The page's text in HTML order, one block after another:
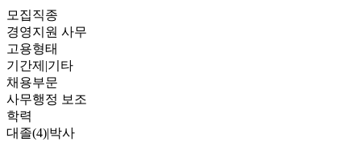
모집직종
경영지원 사무
고용형태
기간제|기타
채용부문
사무행정 보조
학력
대졸(4)|박사